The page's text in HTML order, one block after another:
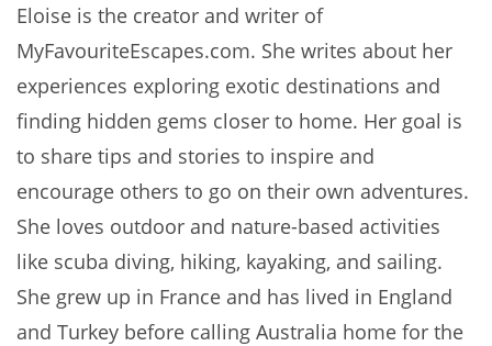
Eloise is the creator and writer of
MyFavouriteEscapes.com. She writes about her
experiences exploring exotic destinations and
finding hidden gems closer to home. Her goal is
to share tips and stories to inspire and
encourage others to go on their own adventures.
She loves outdoor and nature-based activities
like scuba diving, hiking, kayaking, and sailing.
She grew up in France and has lived in England
and Turkey before calling Australia home for the